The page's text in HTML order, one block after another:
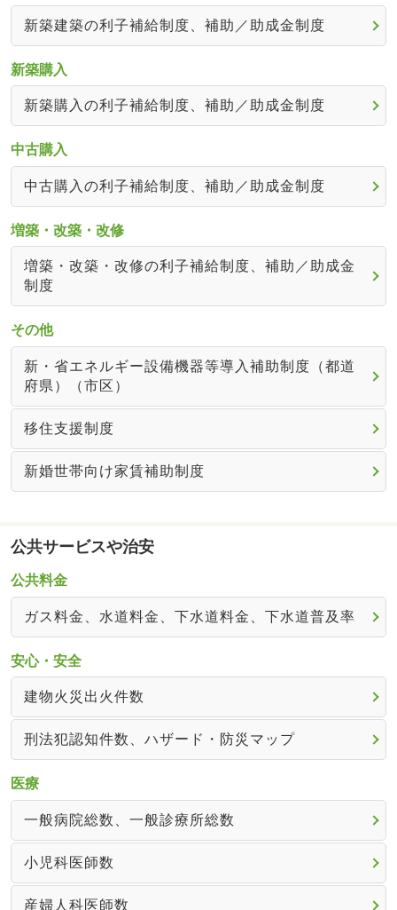
新築建築の利子補給制度、補助／助成金制度
新築購入
新築購入の利子補給制度、補助／助成金制度
中古購入
中古購入の利子補給制度、補助／助成金制度
増築・改築・改修
増築・改築・改修の利子補給制度、補助／助成金
制度
その他
新・省エネルギー設備機器等導入補助制度（都道
府県）（市区）
移住支援制度
新婚世帯向け家賃補助制度
公共サービスや治安
公共料金
ガス料金、水道料金、下水道料金、下水道普及率
安心・安全
建物火災出火件数
刑法犯認知件数、ハザード・防災マップ
医療
一般病院総数、一般診療所総数
小児科医師数
産婦人科医師数